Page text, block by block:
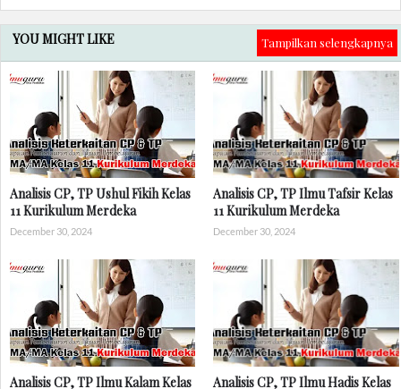
YOU MIGHT LIKE Tampilkan selengkapnya
Analisis CP, TP Ushul Fikih Kelas
11 Kurikulum Merdeka
December 30, 2024
Analisis CP, TP Ilmu Tafsir Kelas
11 Kurikulum Merdeka
December 30, 2024
Analisis CP, TP Ilmu Kalam Kelas Analisis CP, TP Ilmu Hadis Kelas